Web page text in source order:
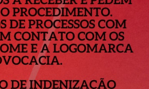
com o objetivo maior de prestar
éticos e morais, na
Leia mais